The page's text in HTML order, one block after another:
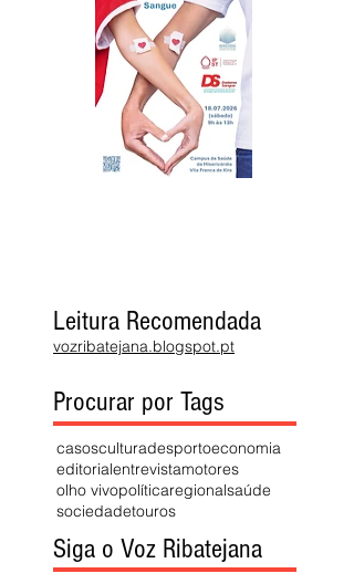
Leitura Recomendada
vozribatejana.blogspot.pt
Procurar por Tags
casosculturadesportoeconomia
editorialentrevistamotores
olho vivopolíticaregionalsaúde
sociedadetouros
Siga o Voz Ribatejana